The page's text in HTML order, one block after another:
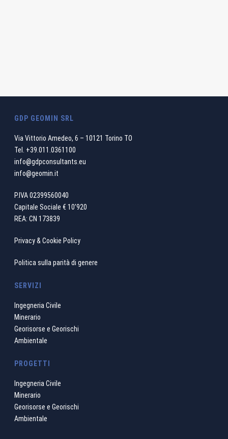
GDP GEOMIN SRL
Via Vittorio Amedeo, 6 – 10121 Torino TO
Tel. +39.011.0361100
info@gdpconsultants.eu
info@geomin.it
P.IVA 02399560040
Capitale Sociale € 10’920
REA: CN 173839
Privacy & Cookie Policy
Politica sulla parità di genere
SERVIZI
Ingegneria Civile
Minerario
Georisorse e Georischi
Ambientale
PROGETTI
Ingegneria Civile
Minerario
Georisorse e Georischi
Ambientale